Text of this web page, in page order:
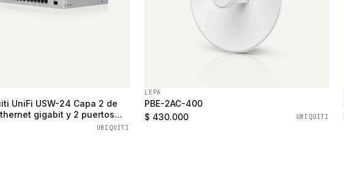
UniFi USW-24 Capa 2 de
gigabit y 2 puertos
UBIQUITI
LEPA
PBE-2AC-400
$ 430.000
UBIQUITI